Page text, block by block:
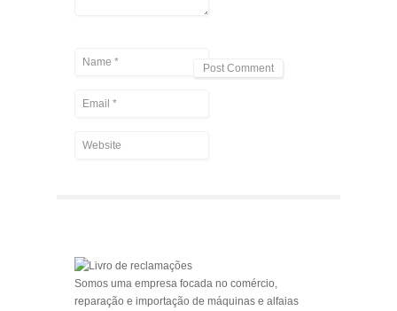
Somos uma empresa focada no comércio,
reparação e importação de máquinas e alfaias